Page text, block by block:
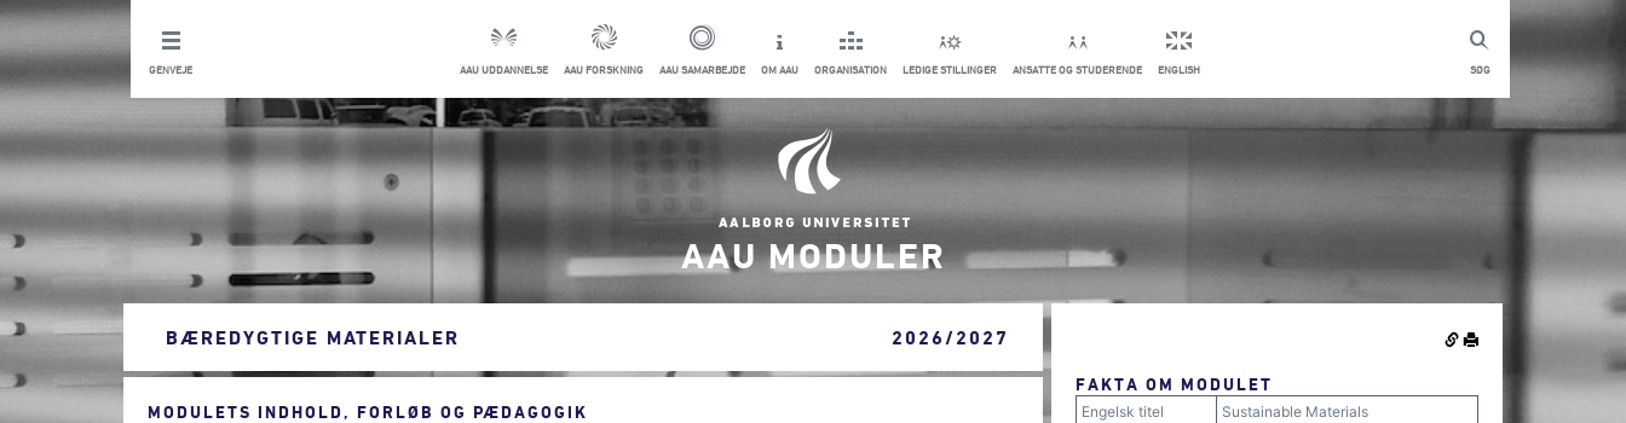
SØG
GENVEJE AAU UDDANNELSE AAU FORSKNING AAU SAMARBEJDE OM AAU ORGANISATION LEDIGE STILLINGER ANSATTE OG STUDERENDE ENGLISH
AAU MODULER
BÆREDYGTIGE MATERIALER 2026/2027
MODULETS INDHOLD, FORLØB OG PÆDAGOGIK
FAKTA OM MODULET
Engelsk titel
Sustainable Materials